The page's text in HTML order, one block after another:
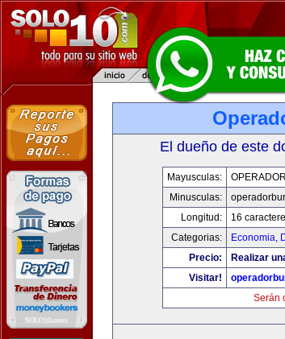
El dueño de este
Mayusculas:
Minusculas:
Longitud:
16
Categorias:
Economia,
Precio:
Realizar
Visitar!
Serán